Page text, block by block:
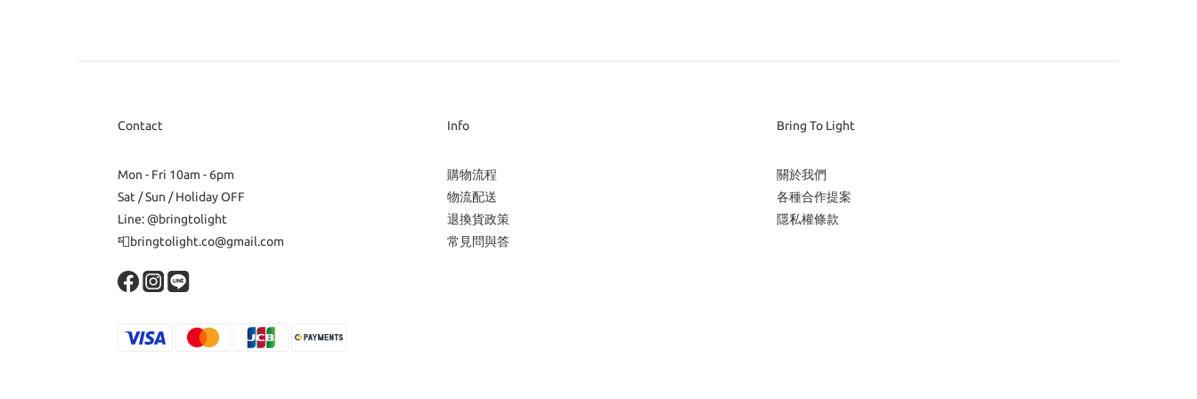
Contact
Mon - Fri 10am - 6pm
Sat / Sun / Holiday OFF
Line: @bringtolight
📮bringtolight.co@gmail.com
Info
購物流程
物流配送
退換貨政策
常見問與答
Bring To Light
關於我們
各種合作提案
隱私權條款